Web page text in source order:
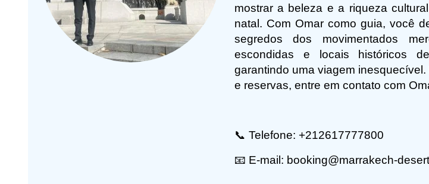
mostrar a beleza e a riqueza
natal. Com Omar como guia, você
segredos dos movimentados
escondidas e locais históricos
garantindo uma viagem
e reservas, entre em contato com
📞 Telefone: +212617777800
📧 E-mail: booking@marrakech-